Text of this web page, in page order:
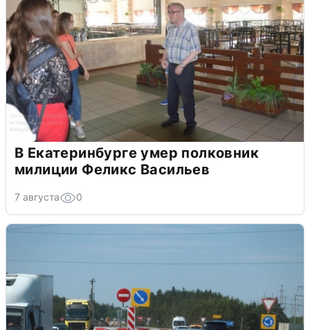
В Екатеринбурге умер полковник
милиции Феликс Васильев
7 августа 0